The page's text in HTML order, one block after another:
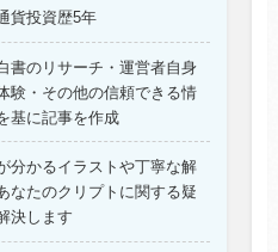
貨投資歴5年
書のリサーチ・運営者自身
験・その他の信頼できる情
基に記事を作成
分かるイラストや丁寧な解
なたのクリプトに関する疑
決します